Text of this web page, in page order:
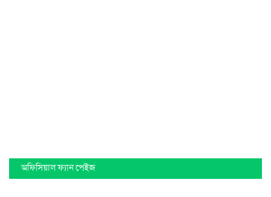
অফিসিয়াল ফ্যান পেইজ